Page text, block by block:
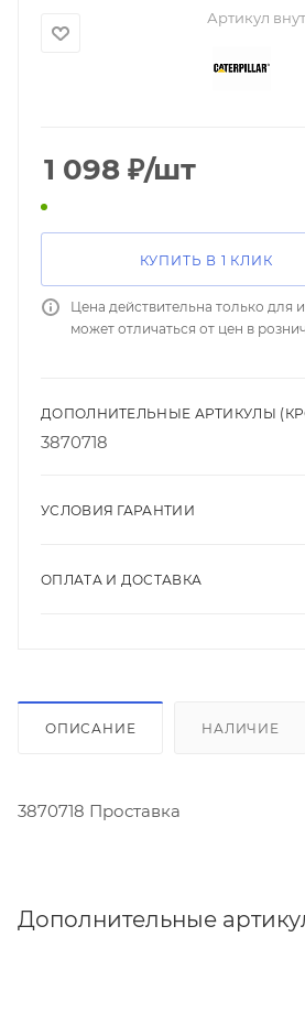
Артикул
1 098 ₽/шт
КУПИТЬ В 1 КЛИК
Цена действительна только для
может отличаться от цен в
ДОПОЛНИТЕЛЬНЫЕ АРТИКУЛЫ
3870718
УСЛОВИЯ ГАРАНТИИ
ОПЛАТА И ДОСТАВКА
ОПИСАНИЕ НАЛИЧИЕ
3870718 Проставка
Дополнительные